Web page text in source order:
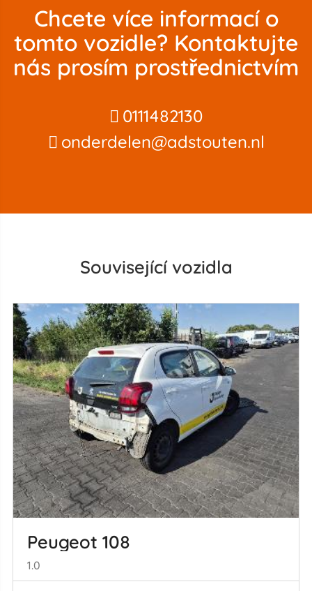
Chcete více informací o
tomto vozidle? Kontaktujte
nás prosím prostřednictvím
0111482130
onderdelen@adstouten.nl
Související vozidla
Peugeot 108
1.0